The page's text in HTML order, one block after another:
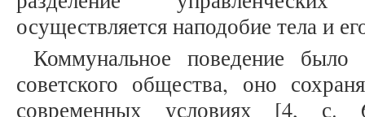
осуществляется наподобие тела и
Коммунальное поведение было
советского общества, оно
современных условиях [4, с.